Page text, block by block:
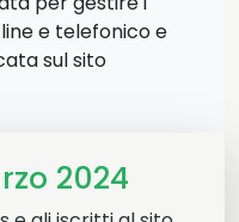
e telefonico e
sul sito
2024